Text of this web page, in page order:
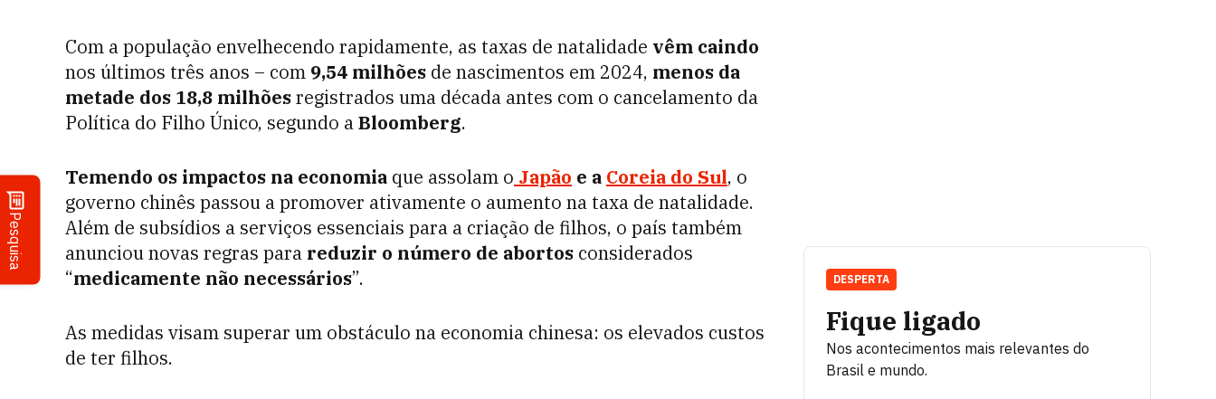
Pesquisa
Com a população envelhecendo rapidamente, as taxas de natalidade vêm caindo
nos últimos três anos – com 9,54 milhões de nascimentos em 2024, menos da
metade dos 18,8 milhõesregistrados uma década antes com o cancelamento da
Política do Filho Único, segundo aBloomberg.
Temendo os impactos na economia que assolam o Japão e a Coreia do Sul, o
governo chinês passou a promover ativamente o aumento na taxa de natalidade.
Além de subsídios a serviços essenciais para a criação de filhos, o país também
anunciou novas regras para reduzir o número de abortos considerados
“medicamente não necessários”.
As medidas visam superar um obstáculo na economia chinesa: os elevados custos
de ter filhos.
Fique ligado
Nos acontecimentos mais relevantes do
Brasil e mundo.
DESPERTA